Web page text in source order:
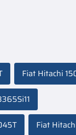
Fiat Hitachi
Fiat